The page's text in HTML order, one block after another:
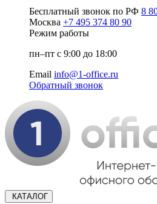
Бесплатный звонок по РФ 8
Москва +7 495 374 80 90
Режим работы
пн–пт с 9:00 до 18:00
Email info@1-office.ru
Обратный звонок
КАТАЛОГ